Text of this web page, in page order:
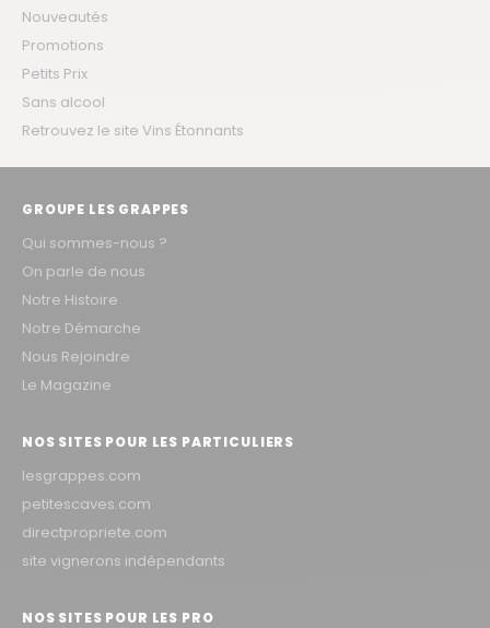
Nouveautés
Promotions
Petits Prix
Sans alcool
Retrouvez le site Vins Étonnants
GROUPE LES GRAPPES
Qui sommes-nous ?
On parle de nous
Notre Histoire
Notre Démarche
Nous Rejoindre
Le Magazine
NOS SITES POUR LES PARTICULIERS
lesgrappes.com
petitescaves.com
directpropriete.com
site vignerons indépendants
NOS SITES POUR LES PRO